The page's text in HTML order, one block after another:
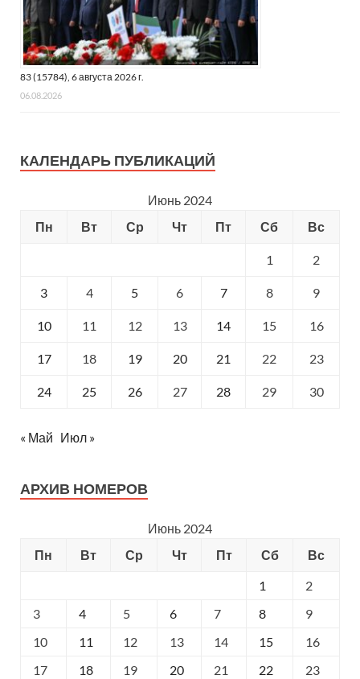
83 (15784), 6 августа 2026 г.
06.08.2026
КАЛЕНДАРЬ ПУБЛИКАЦИЙ
Июнь 2024
Пн
Вт Ср Чт Пт Сб Вс
1 2
3 4 5 6 7 8 9
10 11 12 13 14 15 16
17 18 19 20 21 22 23
24 25 26 27 28 29 30
« Май Июл »
АРХИВ НОМЕРОВ
Июнь 2024
Пн
Вт Ср Чт Пт Сб
Вс
1
2
3
4 5 6 7 8
9
10
11 12 13 14 15
16
17
18 19 20 21 22
23